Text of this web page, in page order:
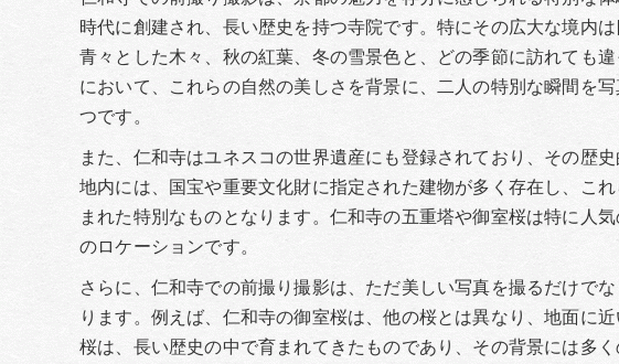
時代に創建され、長い歴史を持つ寺院です。特にその広大な境内
青々とした木々、秋の紅葉、冬の雪景色と、どの季節に訪れても
において、これらの自然の美しさを背景に、二人の特別な瞬間を
つです。
また、仁和寺はユネスコの世界遺産にも登録されており、その歴
地内には、国宝や重要文化財に指定された建物が多く存在し、こ
まれた特別なものとなります。仁和寺の五重塔や御室桜は特に人
のロケーションです。
さらに、仁和寺での前撮り撮影は、ただ美しい写真を撮るだけで
ります。例えば、仁和寺の御室桜は、他の桜とは異なり、地面に
桜は、長い歴史の中で育まれてきたものであり、その背景には多